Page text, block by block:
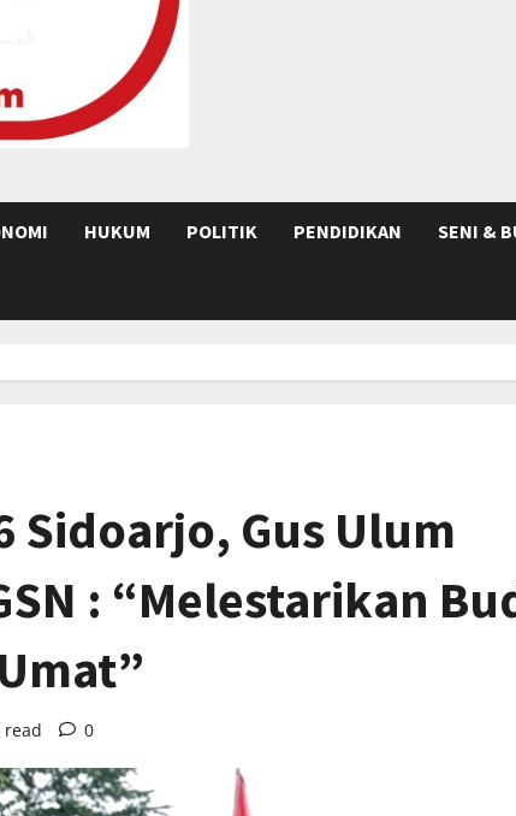
HUKUM POLITIK PENDIDIKAN SENI &
Sidoarjo, Gus Ulum
: “Melestarikan
read 0